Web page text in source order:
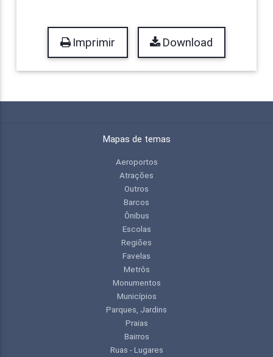
Imprimir Download
Mapas de temas
Aeroportos
Atrações
Outros
Barcos
Ônibus
Escolas
Regiões
Favelas
Metrôs
Monumentos
Municípios
Parques, Jardins
Praias
Bairros
Ruas - Lugares